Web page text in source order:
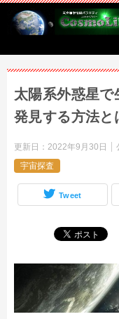
太陽系外惑星
発見する方法と
更新日： 2022年9月30日
宇宙探査
Tweet